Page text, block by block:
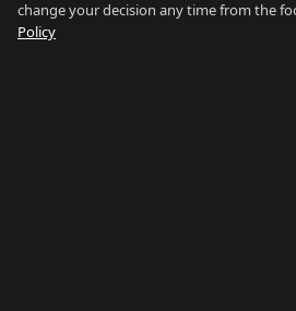
GIBRALTAR
change your decision any time from the
Policy